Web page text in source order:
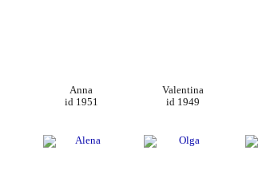
Anna
id 1951
Valentina
id 1949